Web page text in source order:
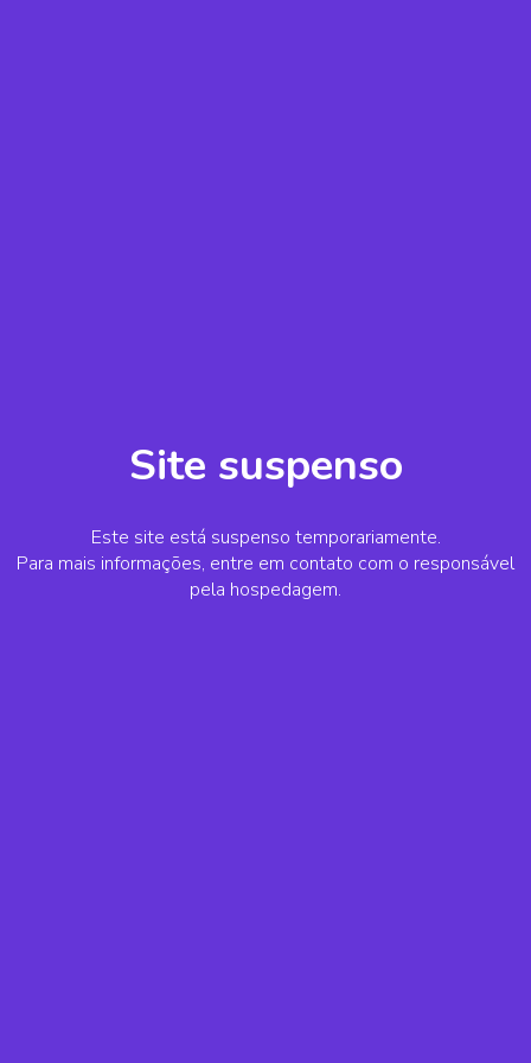
Site suspenso
Este site está suspenso temporariamente.
Para mais informações, entre em contato com o responsável
pela hospedagem.